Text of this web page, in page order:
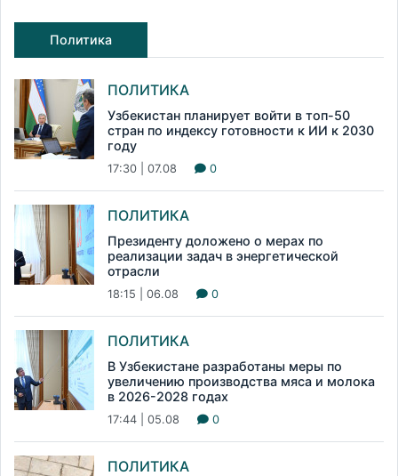
Политика
ПОЛИТИКА
Узбекистан планирует войти в топ-50
стран по индексу готовности к ИИ к 2030
году
17:30 | 07.08 0
ПОЛИТИКА
Президенту доложено о мерах по
реализации задач в энергетической
отрасли
18:15 | 06.08 0
ПОЛИТИКА
В Узбекистане разработаны меры по
увеличению производства мяса и молока
в 2026-2028 годах
17:44 | 05.08 0
ПОЛИТИКА